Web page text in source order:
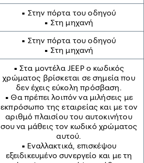
• Στην πόρτα του οδηγού
• Στη μηχανή
• Στην πόρτα του οδηγού
• Στη μηχανή
• Στα μοντέλα JEEP ο κωδικός
χρώματος βρίσκεται σε σημεία που
δεν έχεις εύκολη πρόσβαση.
• Θα πρέπει λοιπόν να μιλήσεις με
εκπρόσωπο της εταιρείας και με τον
αριθμό πλαισίου του αυτοκινήτου
σου να μάθεις τον κωδικό χρώματος
αυτού.
• Εναλλακτικά, επισκέψου
εξειδικευμένο συνεργείο και με τη